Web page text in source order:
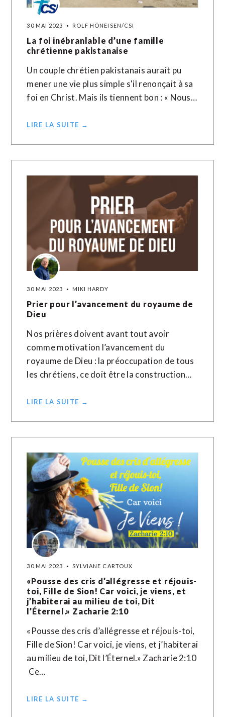
30 MAI 2023 ROLF HÖNEISEN/CSI
La foi inébranlable d’une famille
chrétienne pakistanaise
Un couple chrétien pakistanais aurait pu
mener une vie plus simple s'il renonçait à sa
foi en Christ. Mais ils tiennent bon : « Nous…
LIRE LA SUITE →
30 MAI 2023 MIKI HARDY
Prier pour l’avancement du royaume de
Dieu
Nos prières doivent avant tout avoir
comme motivation l’avancement du
royaume de Dieu : la préoccupation de tous
les chrétiens, ce doit être la construction…
LIRE LA SUITE →
30 MAI 2023 SYLVIANE CARTOUX
«Pousse des cris d’allégresse et réjouis-
toi, Fille de Sion! Car voici, je viens, et
j’habiterai au milieu de toi, Dit
l’Éternel.» Zacharie‬ ‭2‬:‭10‬ ‭
«Pousse des cris d’allégresse et réjouis-toi,
Fille de Sion! Car voici, je viens, et j’habiterai
au milieu de toi, Dit l’Éternel.» Zacharie‬ ‭2‬:‭10‬
‭ Ce…
LIRE LA SUITE →